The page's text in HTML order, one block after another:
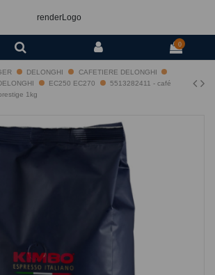
renderLogo
0
DELONGHI
CAFETIERE DELONGHI
EC250 EC270
5513282411 - café
1kg